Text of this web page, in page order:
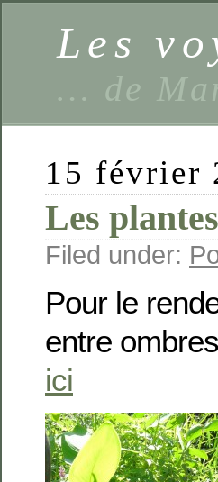
Les
… de
15 février
Les
Filed under:
Pour le
entre
ici